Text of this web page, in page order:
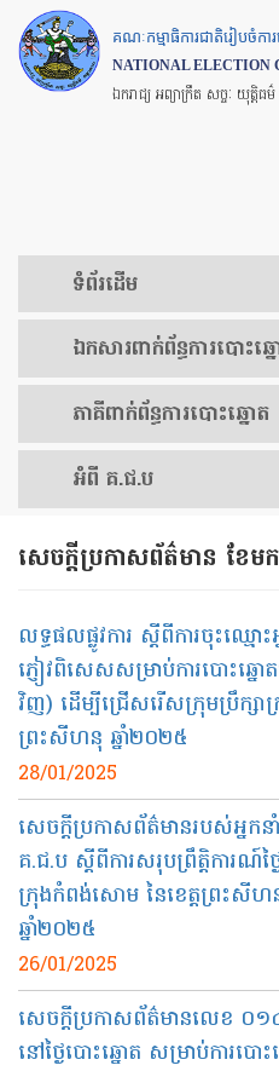
Skip
to
main
គណៈកម្មាធិការជាតិរៀបចំក
NATIONAL ELECTION
ឯករាជ្យ អព្យាក្រឹត សច្ចៈ យុត្តិធម៌
ទំព័រ​ដើម
ឯកសារ​ពាក់ព័ន្ធ​ការ​បោះឆ្
​ភាគីពាក់ព័ន្ធ​​ការ​បោះឆ្នោត
អំពី គ.ជ.ប
សេចក្ដីប្រកាសព័ត៌មាន​ ខែម
លទ្ធផលផ្លូវការ ស្តីពីការចុះឈ្មោ
ភ្ញៀវពិសេសសម្រាប់ការបោះឆ្ន
វិញ) ដើម្បីជ្រើសរើសក្រុមប្រឹក្ស
ព្រះសីហនុ ឆ្នាំ២០២៥
28/01/2025
សេចក្តីប្រកាសព័ត៌មានរបស់អ្ន
គ.ជ.ប ស្តីពីការសរុបព្រឹត្តិការណ៍ថ្
ក្រុងកំពង់សោម នៃខេត្តព្រះសីហ
ឆ្នាំ២០២៥
26/01/2025
សេចក្តីប្រកាសព័ត៌មានលេខ ០១
នៅថ្ងៃបោះឆ្នោត សម្រាប់ការប